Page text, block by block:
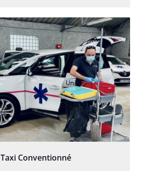
Taxi Conventionné